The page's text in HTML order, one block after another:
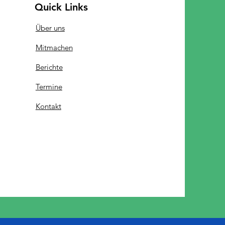
Quick Links
Über uns
Mitmachen
Berichte
Termine
Kontakt